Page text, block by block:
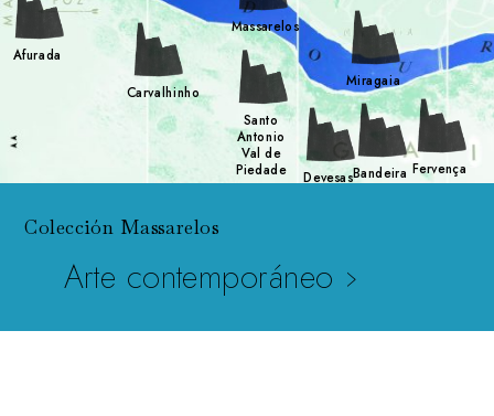
Santo
Antonio
Val de
Piedade
Miragaia
Massarelos
Fervença
Carvalhinho
Bandeira
Afurada
Devesas
Colección Massarelos
Arte contemporáneo